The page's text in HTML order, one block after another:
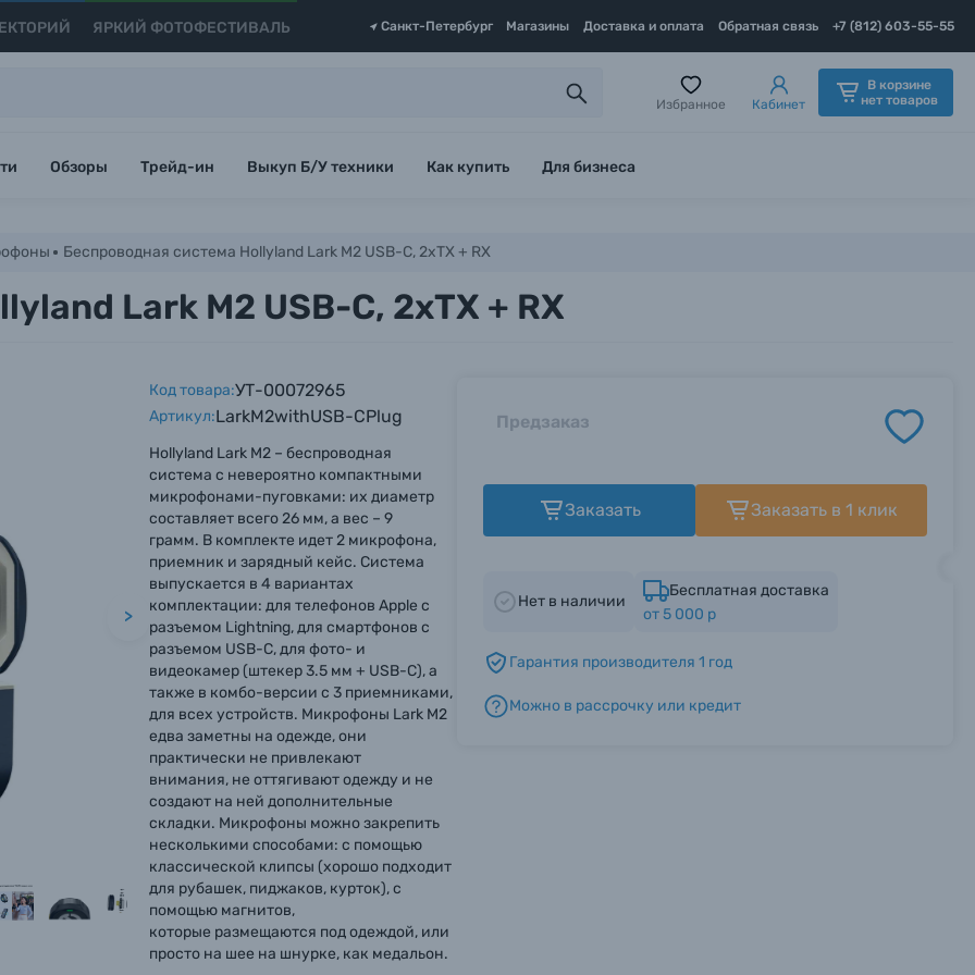
ЯРКИЙ ФОТОФЕСТИВАЛЬ Санкт-Петербург Магазины Доставка и оплата Обратная связь +7 (812) 603-55-55
Избранное Кабинет
В корзине
нет товаров
Обзоры Трейд-ин Выкуп Б/У техники Как купить Для бизнеса
Беспроводная система Hollyland Lark M2 USB-C, 2хTX + RX
Lark M2 USB-C, 2хTX + RX
>
Код товара:УТ-00072965
Артикул:LarkM2withUSB-CPlug
Hollyland Lark M2 – беспроводная
система с невероятно компактными
микрофонами-пуговками: их диаметр
составляет всего 26 мм, а вес – 9
грамм. В комплекте идет 2 микрофона,
приемник и зарядный кейс. Система
выпускается в 4 вариантах
комплектации: для телефонов Apple c
разъемом Lightning, для смартфонов с
разъемом USB-C, для фото- и
видеокамер (штекер 3.5 мм + USB-C), а
также в комбо-версии с 3 приемниками,
для всех устройств. Микрофоны Lark M2
едва заметны на одежде, они
практически не привлекают
внимания, не оттягивают одежду и не
создают на ней дополнительные
складки. Микрофоны можно закрепить
несколькими способами: с помощью
классической клипсы (хорошо подходит
для рубашек, пиджаков, курток), с
помощью магнитов,
которые размещаются под одеждой, или
просто на шее на шнурке, как медальон.
Предзаказ
Заказать Заказать в 1 клик
Нет в наличии
Бесплатная доставка
от 5 000 р
Гарантия производителя 1 год
Можно в рассрочку или кредит